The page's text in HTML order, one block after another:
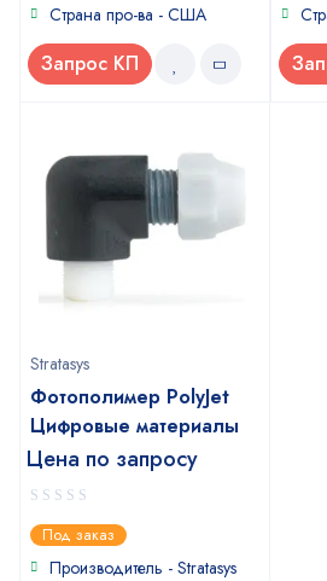
Страна про-ва - США
Запрос КП
Stratasys
Фотополимер PolyJet
Цифровые материалы
Цена по запросу
0
out
of
Под заказ
Производитель - Stratasys